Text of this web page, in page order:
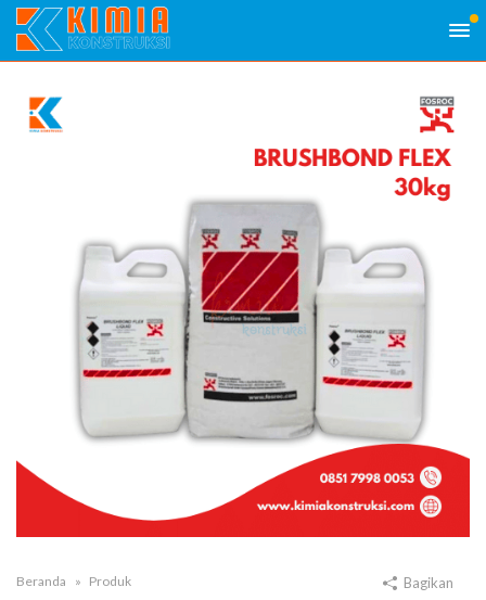
Beranda Produk Bagikan